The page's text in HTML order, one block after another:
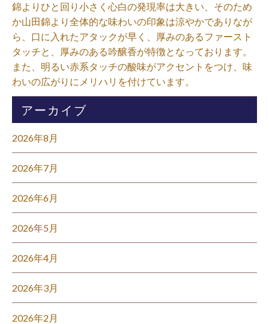
錦よりひと回り小さく心白の発現率は大きい、そのため
か山田錦より全体的な味わいの印象は涼やかでありなが
ら、口に入れたアタックが早く、厚みのあるファースト
タッチと、厚みのある吟醸香が特徴となっております。
また、明るい赤系タッチの酸味がアクセントをつけ、味
わいの広がりにメリハリを付けています。⁡
アーカイブ
2026年8月
2026年7月
2026年6月
2026年5月
2026年4月
2026年3月
2026年2月